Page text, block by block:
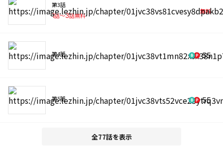
第3話
1話〜3話無料
無料
第4話 55
第5話 55
全77話を表示